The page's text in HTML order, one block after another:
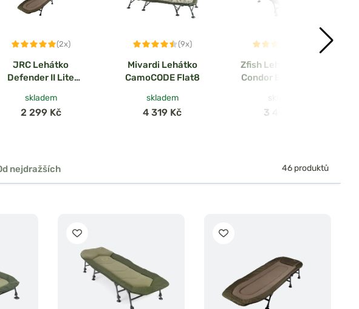
(2x)
JRC Lehátko
Defender II Lite
skladem
2 299 Kč
(9x)
Mivardi Lehátko
CamoCODE Flat8
skladem
4 319 Kč
Zfish Lehátko Camo
Condor Bedchair 8-
skladem
3 499 Kč
nejdražších 46 produktů